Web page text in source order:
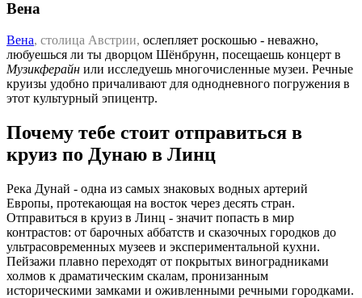
Вена
Вена, столица Австрии, ослепляет роскошью - неважно,
любуешься ли ты дворцом Шёнбрунн, посещаешь концерт в
Музикферайн или исследуешь многочисленные музеи. Речные
круизы удобно причаливают для однодневного погружения в
этот культурный эпицентр.
Почему тебе стоит отправиться в
круиз по Дунаю в Линц
Река Дунай - одна из самых знаковых водных артерий
Европы, протекающая на восток через десять стран.
Отправиться в круиз в Линц - значит попасть в мир
контрастов: от барочных аббатств и сказочных городков до
ультрасовременных музеев и экспериментальной кухни.
Пейзажи плавно переходят от покрытых виноградниками
холмов к драматическим скалам, пронизанным
историческими замками и оживленными речными городками.